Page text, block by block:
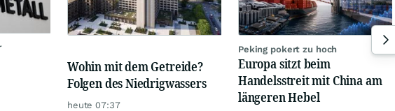
Wohin mit dem Getreide?
Folgen des Niedrigwassers
heute 07:37
Peking pokert zu hoch
Europa sitzt beim
Handelsstreit mit China am
längeren Hebel